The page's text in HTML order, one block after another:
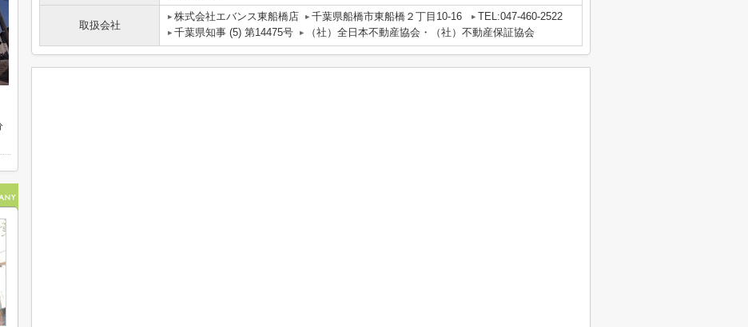
取扱会社
株式会社エバンス東船橋店 千葉県船橋市東船橋２丁目10-16
TEL:047-460-2522
千葉県知事 (5) 第14475号
（社）全日本不動産協会・（社）不動産保証協会